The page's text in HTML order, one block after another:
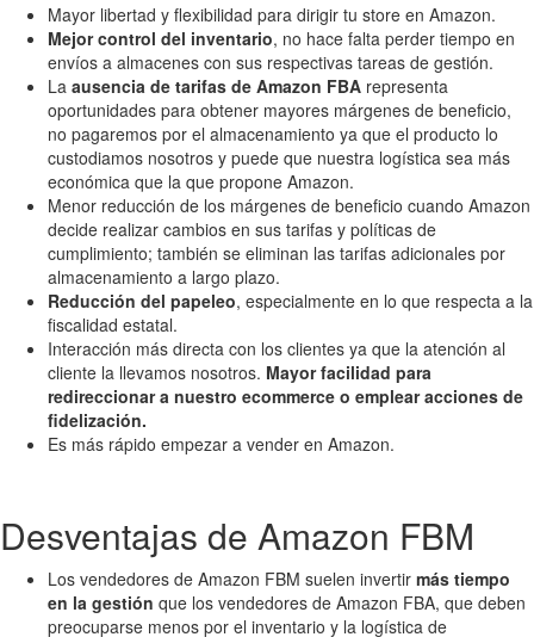
Mayor libertad y flexibilidad para dirigir tu store en Amazon.
Mejor control del inventario, no hace falta perder tiempo en
envíos a almacenes con sus respectivas tareas de gestión.
La ausencia de tarifas de Amazon FBA representa
oportunidades para obtener mayores márgenes de beneficio,
no pagaremos por el almacenamiento ya que el producto lo
custodiamos nosotros y puede que nuestra logística sea más
económica que la que propone Amazon.
Menor reducción de los márgenes de beneficio cuando Amazon
decide realizar cambios en sus tarifas y políticas de
cumplimiento; también se eliminan las tarifas adicionales por
almacenamiento a largo plazo.
Reducción del papeleo, especialmente en lo que respecta a la
fiscalidad estatal.
Interacción más directa con los clientes ya que la atención al
cliente la llevamos nosotros. Mayor facilidad para
redireccionar a nuestro ecommerce o emplear acciones de
fidelización.
Es más rápido empezar a vender en Amazon.
Desventajas de Amazon FBM
Los vendedores de Amazon FBM suelen invertir más tiempo
en la gestión que los vendedores de Amazon FBA, que deben
preocuparse menos por el inventario y la logística de